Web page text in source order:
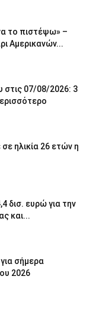
το πιστέψω» –
Αμερικανών...
στις 07/08/2026: 3
ηλικία 26 ετών η
δισ. ευρώ για την
και...
σήμερα
2026